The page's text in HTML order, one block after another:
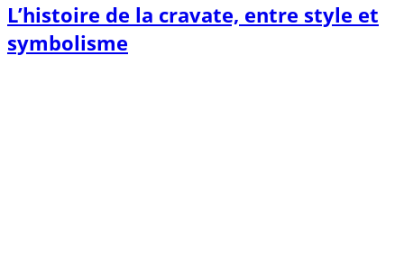
L’histoire de la cravate, entre style et
symbolisme